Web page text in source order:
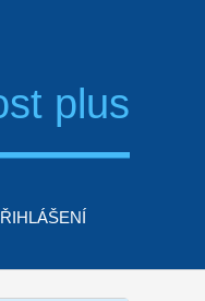
plus